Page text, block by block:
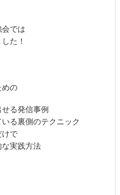
会では
た！
めの
る発信事例
る裏側のテクニック
けで
実践方法